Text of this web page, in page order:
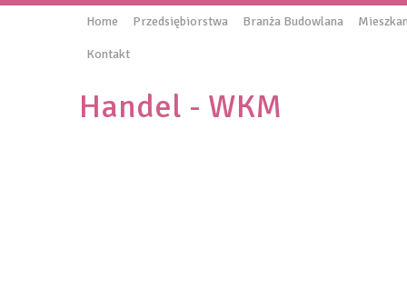
Home Przedsiębiorstwa Branża Budowlana
Kontakt
Handel - WKM